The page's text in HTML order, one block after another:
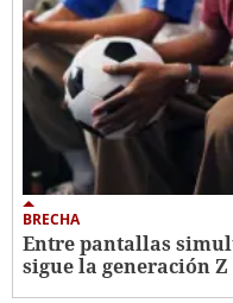
BRECHA
Entre pantallas
sigue la generación